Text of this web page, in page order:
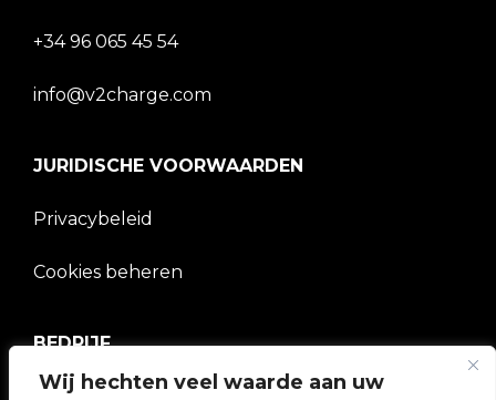
Wij hechten veel waarde aan uw
+34 96 065 45 54
info@v2charge.com
JURIDISCHE VOORWAARDEN
Privacybeleid
Cookies beheren
BEDRIJF